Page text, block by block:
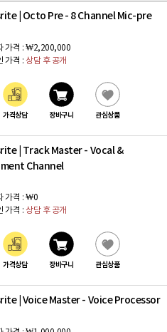
Octo Pre - 8 Channel Mic-pre
가격 : ₩2,200,000
가격 : 상담 후 공개
가격상담 장바구니 관심상품
Track Master - Vocal &
Channel
가격 : ₩0
가격 : 상담 후 공개
가격상담 장바구니 관심상품
Voice Master - Voice Processor